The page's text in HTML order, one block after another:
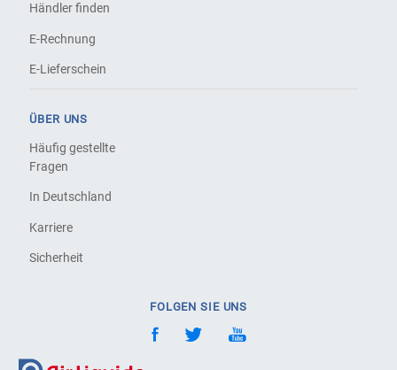
Händler finden
E-Rechnung
E-Lieferschein
ÜBER UNS
Häufig gestellte
Fragen
In Deutschland
Karriere
Sicherheit
FOLGEN SIE UNS